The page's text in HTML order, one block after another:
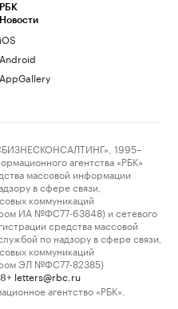
РБК
Новости
iOS
Android
AppGallery
1995–
агентства «РБК»
массовой информации
в сфере связи,
коммуникаций
ИА №ФС77-63848) и сетевого
средства массовой
по надзору в сфере связи,
коммуникаций
ЭЛ №ФС77-82385)
letters@rbc.ru
агентство «РБК».